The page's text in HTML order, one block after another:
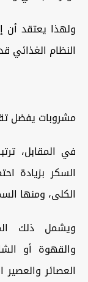
ولهذا يعتقد أن
النظام الغذائي
مشروبات يفضل
في المقابل،
السكر بزيادة
الكلى، ومنها
ويشمل ذلك
والقهوة أو
العصائر